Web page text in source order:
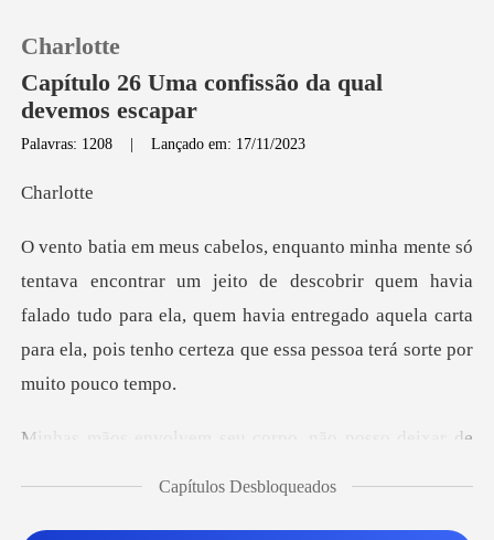
Histórico
Sair
Charlotte
Capítulo 26 Uma confissão da qual
devemos escapar
Palavras: 1208 |Lançado em: 17/11/2023
rlo
o de descobrir quem havia
falado tudo para ela, quem havia entregado aquela cart
ão posso deixar de
Capítulos Desbloqueados